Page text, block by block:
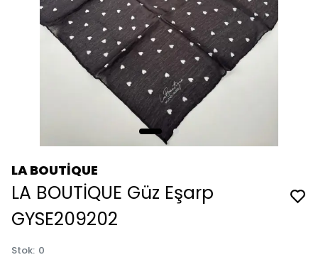
LA BOUTİQUE
LA BOUTİQUE Güz Eşarp
GYSE209202
Stok: 0